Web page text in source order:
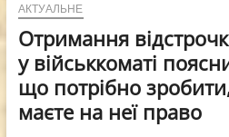
АКТУАЛЬНЕ
Отримання
у військкоматі
що потрібно
маєте на неї право